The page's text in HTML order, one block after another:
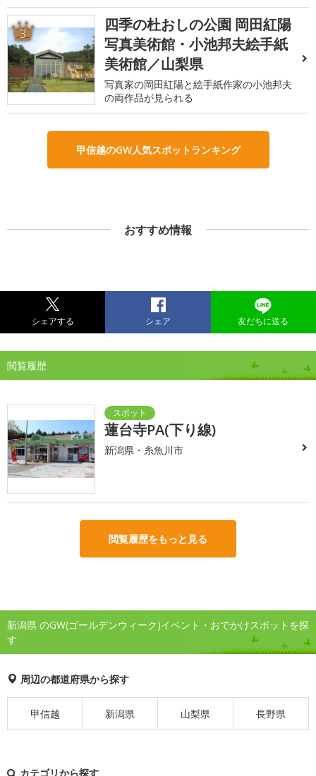
3
四季の杜おしの公園 岡田紅陽
写真美術館・小池邦夫絵手紙
美術館／山梨県
写真家の岡田紅陽と絵手紙作家の小池邦夫
の両作品が見られる
甲信越のGW人気スポットランキング
おすすめ情報
シェアする シェア 友だちに送る
閲覧履歴
蓮台寺PA(下り線)
新潟県・糸魚川市
閲覧履歴をもっと見る
新潟県 のGW(ゴールデンウィーク)イベント・おでかけスポットを探
す
周辺の都道府県から探す
甲信越 新潟県 山梨県 長野県
カテゴリから探す